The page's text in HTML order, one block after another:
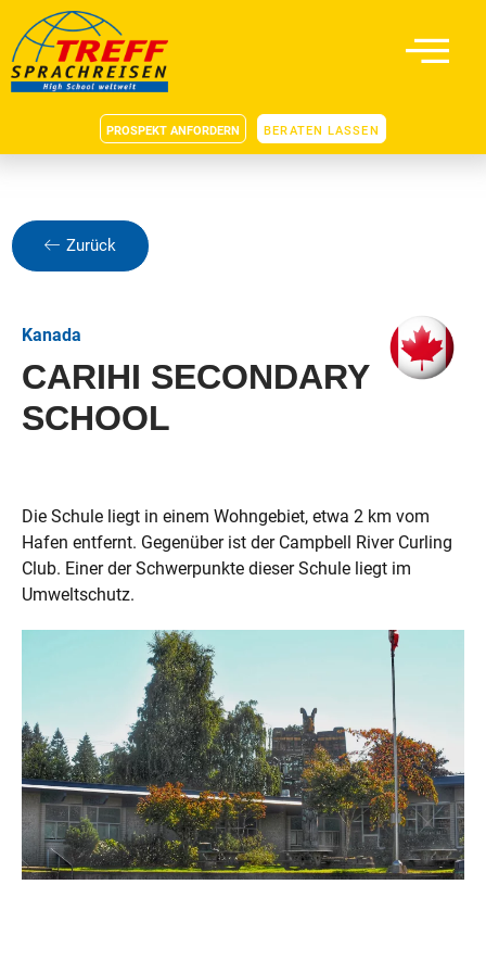
PROSPEKT ANFORDERN BERATEN LASSEN
Zurück
Kanada
CARIHI SECONDARY
SCHOOL
Die Schule liegt in einem Wohngebiet, etwa 2 km vom
Hafen entfernt. Gegenüber ist der Campbell River Curling
Club. Einer der Schwerpunkte dieser Schule liegt im
Umweltschutz.